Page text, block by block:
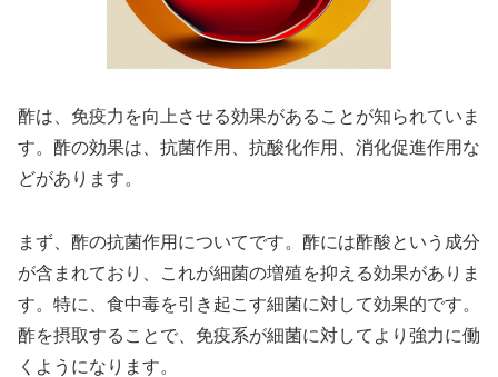
酢は、免疫力を向上させる効果があることが知られていま
す。酢の効果は、抗菌作用、抗酸化作用、消化促進作用な
どがあります。
まず、酢の抗菌作用についてです。酢には酢酸という成分
が含まれており、これが細菌の増殖を抑える効果がありま
す。特に、食中毒を引き起こす細菌に対して効果的です。
酢を摂取することで、免疫系が細菌に対してより強力に働
くようになります。